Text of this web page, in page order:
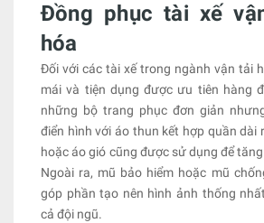
Đồng phục tài xế
hóa
Đối với các tài xế trong ngành vận tải
mái và tiện dụng được ưu tiên hàng
những bộ trang phục đơn giản
điển hình với áo thun kết hợp quần dài
hoặc áo gió cũng được sử dụng để
Ngoài ra, mũ bảo hiểm hoặc mũ
góp phần tạo nên hình ảnh thống
cả đội ngũ.